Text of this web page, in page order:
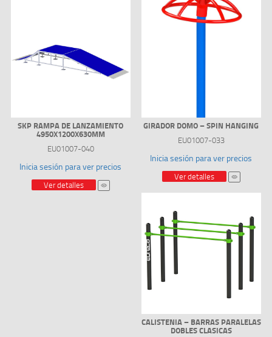
SKP RAMPA DE LANZAMIENTO
4950X1200X630MM
EU01007-040
Inicia sesión para ver precios
Ver detalles
GIRADOR DOMO – SPIN HANGING
EU01007-033
Inicia sesión para ver precios
Ver detalles
CALISTENIA – BARRAS PARALELAS
DOBLES CLASICAS